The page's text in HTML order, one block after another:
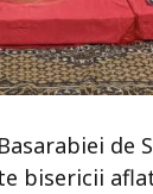
de
bisericii